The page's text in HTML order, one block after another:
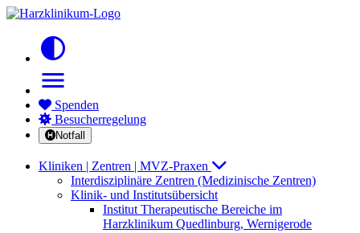
contrast
menu
Spenden
Besucherregelung
Notfall
Kliniken | Zentren | MVZ-Praxen
Interdisziplinäre Zentren (Medizinische Zentren)
Klinik- und Institutsübersicht
Institut Therapeutische Bereiche im
Harzklinikum Quedlinburg, Wernigerode